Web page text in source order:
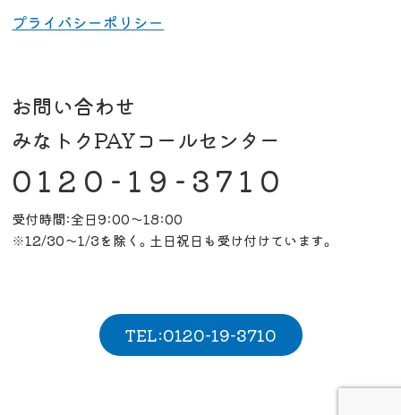
お問い合わせ
みなトクPAYコールセンター
0120-19-3710
受付時間:全日9:00～18:00
※12/30～1/3を除く。土日祝日も受け付けています。
プライバシーポリシー
TEL:0120-19-3710